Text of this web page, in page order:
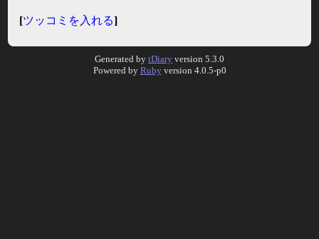
[ツッコミを入れる]
Generated by tDiary version 5.3.0
Powered by Rubyversion 4.0.5-p0